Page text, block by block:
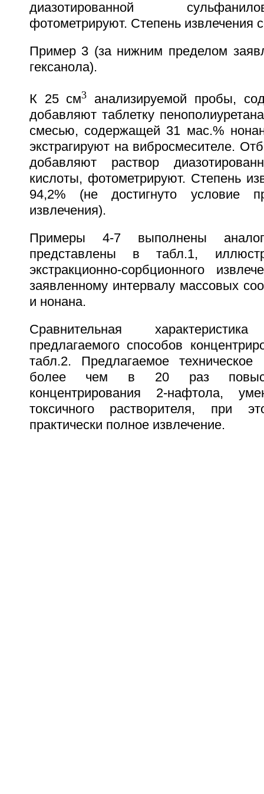
диазотированной
фотометрируют. Степень извлечения
Пример 3 (за нижним пределом
гексанола).
К 25 см3
анализируемой пробы,
добавляют таблетку
смесью, содержащей 31 мас.%
экстрагируют на вибросмесителе.
добавляют раствор
кислоты, фотометрируют. Степень
94,2% (не достигнуто условие
извлечения).
Примеры 4-7 выполнены
представлены в табл.1,
экстракционно-сорбционного
заявленному интервалу массовых
и нонана.
Сравнительная
предлагаемого способов
табл.2. Предлагаемое техническое
более чем в 20 раз
концентрирования 2-нафтола,
токсичного растворителя, при
практически полное извлечение.